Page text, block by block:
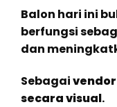
Balon hari ini
berfungsi
dan
Sebagai
secara visual.